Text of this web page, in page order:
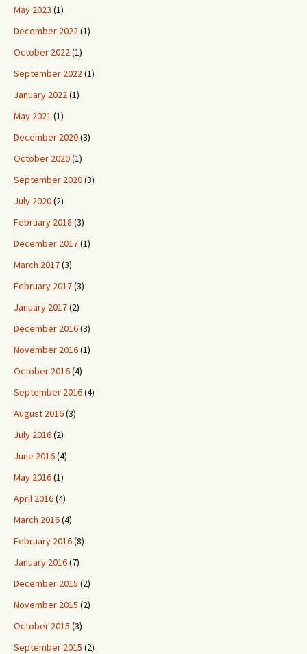
May 2023 (1)
December 2022(1)
October 2022(1)
September 2022(1)
January 2022(1)
May 2021 (1)
December 2020(3)
October 2020(1)
September 2020(3)
July 2020(2)
February 2018 (3)
December 2017(1)
March 2017(3)
February 2017(3)
January 2017(2)
December 2016(3)
November 2016(1)
October 2016(4)
September 2016(4)
August 2016(3)
July 2016(2)
June 2016(4)
May 2016(1)
April 2016(4)
March 2016(4)
February 2016(8)
January 2016(7)
December 2015 (2)
November 2015 (2)
October 2015 (3)
September 2015 (2)